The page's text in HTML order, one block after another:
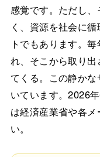
感覚です。ただし
く、資源を社会に
トでもあります。
れ、そこから取り
てくる。この静か
いています。2026
は経済産業省や各
い。